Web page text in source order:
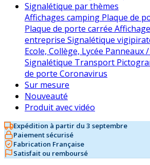
Signalétique par thèmes
Affichages camping Plaque de
Plaque de porte carrée
entreprise Signalétique
Ecole, Collège, Lycée Panneaux
Signalétique Transport
de porte Coronavirus
Sur mesure
Nouveauté
Produit avec vidéo
Expédition à partir du 3 septembre
Paiement sécurisé
Fabrication Française
Satisfait ou remboursé